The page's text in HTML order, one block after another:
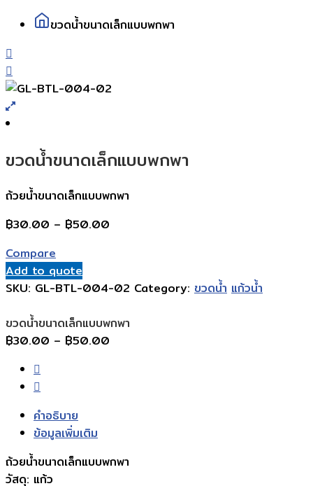
ขวดน้ำขนาดเล็กแบบพกพา
ขวดน้ำขนาดเล็กแบบพกพา
ถ้วยน้ําขนาดเล็กแบบพกพา
฿30.00 – ฿50.00
฿50.00
Compare
Add to quote
SKU: GL-BTL-004-02 Category: ขวดน้ำ แก้วน้ำ
ขวดน้ำขนาดเล็กแบบพกพา
฿30.00 – ฿50.00
คำอธิบาย
ข้อมูลเพิ่มเติม
ถ้วยน้ําขนาดเล็กแบบพกพา
วัสดุ: แก้ว